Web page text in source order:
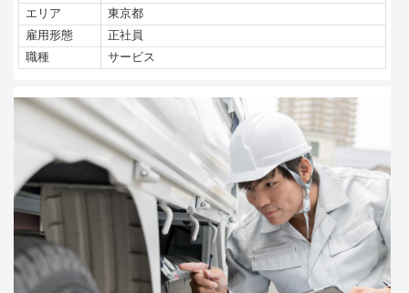
エリア
東京都
雇用形態
正社員
職種
サービス